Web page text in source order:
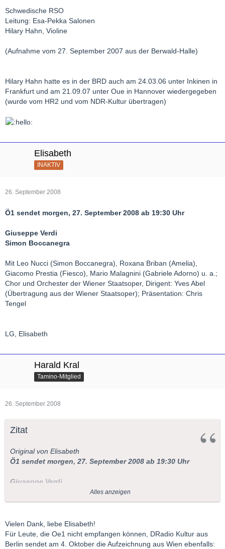
Schwedische RSO
Leitung: Esa-Pekka Salonen
Hilary Hahn, Violine
(Aufnahme vom 27. September 2007 aus der Berwald-Halle)
Hilary Hahn hatte es in der BRD auch am 24.03.06 unter Inkinen in
Frankfurt und am 21.09.07 unter Oue in Hannover wiedergegeben
(wurde vom HR2 und vom NDR-Kultur übertragen)
Elisabeth
INAKTIV
26. September 2008
Ö1 sendet morgen, 27. September 2008 ab 19:30 Uhr
Giuseppe Verdi
Simon Boccanegra
Mit Leo Nucci (Simon Boccanegra), Roxana Briban (Amelia),
Giacomo Prestia (Fiesco), Mario Malagnini (Gabriele Adorno) u. a.;
Chor und Orchester der Wiener Staatsoper, Dirigent: Yves Abel
(Übertragung aus der Wiener Staatsoper); Präsentation: Chris
Tengel
LG, Elisabeth
Harald Kral
Tamino-Mitglied
26. September 2008
Zitat
Original von Elisabeth
Ö1 sendet morgen, 27. September 2008 ab 19:30 Uhr
Giuseppe Verdi
Giacomo Prestia (Fiesco), Mario Malagnini (Gabriele Adorno) u.
a.; Chor und Orchester der Wiener Staatsoper, Dirigent: Yves
Abel (Übertragung aus der Wiener Staatsoper); Präsentation:
Alles anzeigen
Vielen Dank, liebe Elisabeth!
Für Leute, die Oe1 nicht empfangen können, DRadio Kultur aus
Berlin sendet am 4. Oktober die Aufzeichnung aus Wien ebenfalls: